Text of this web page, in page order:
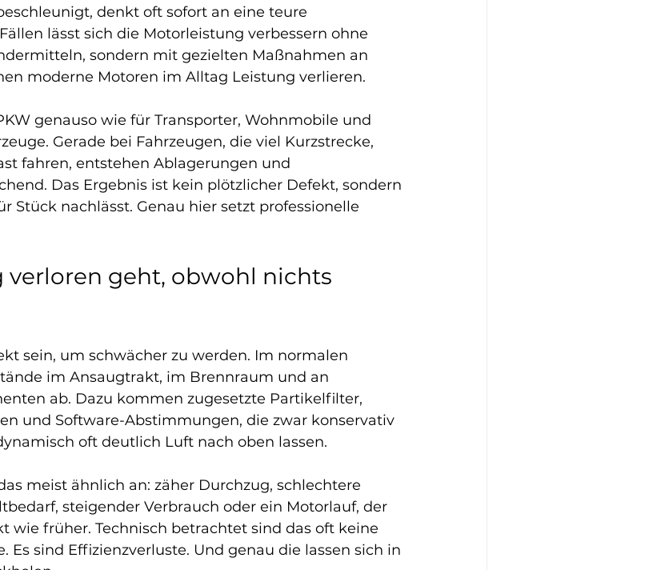
denkt oft sofort an eine teure
lässt sich die Motorleistung verbessern ohne
sondern mit gezielten Maßnahmen an
moderne Motoren im Alltag Leistung verlieren.
genauso wie für Transporter, Wohnmobile und
Gerade bei Fahrzeugen, die viel Kurzstrecke,
fahren, entstehen Ablagerungen und
Das Ergebnis ist kein plötzlicher Defekt, sondern
Stück nachlässt. Genau hier setzt professionelle
verloren geht, obwohl nichts
sein, um schwächer zu werden. Im normalen
im Ansaugtrakt, im Brennraum und an
ab. Dazu kommen zugesetzte Partikelfilter,
und Software-Abstimmungen, die zwar konservativ
oft deutlich Luft nach oben lassen.
meist ähnlich an: zäher Durchzug, schlechtere
steigender Verbrauch oder ein Motorlauf, der
wie früher. Technisch betrachtet sind das oft keine
Es sind Effizienzverluste. Und genau die lassen sich in